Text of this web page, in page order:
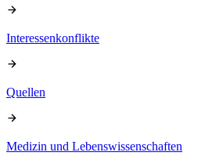
Interessenkonflikte
Quellen
Medizin und Lebenswissenschaften